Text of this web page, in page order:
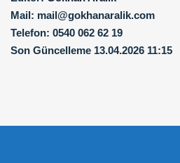
Mail: mail@gokhanaralik.com
Telefon: 0540 062 62 19
Son Güncelleme 13.04.2026 11:15